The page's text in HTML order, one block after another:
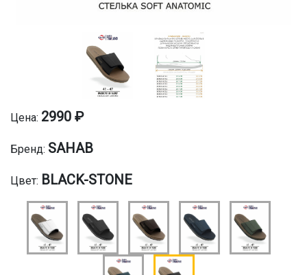
Цена: 2990 ₽
Бренд: SAHAB
Цвет: BLACK-STONE